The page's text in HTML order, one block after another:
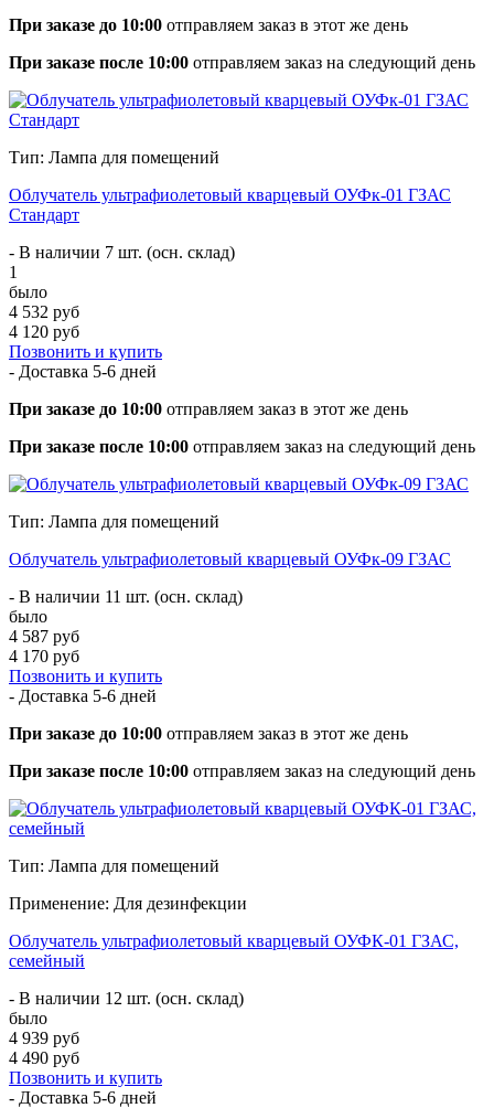
При заказе до 10:00 отправляем заказ в этот же день
При заказе после 10:00 отправляем заказ на следующий день
Тип: Лампа для помещений
Облучатель ультрафиолетовый кварцевый ОУФк-01 ГЗАС
Стандарт
- В наличии 7 шт. (осн. склад)
1
было
4 532 руб
4 120 руб
Позвонить и купить
- Доставка 5-6 дней
При заказе до 10:00 отправляем заказ в этот же день
При заказе после 10:00 отправляем заказ на следующий день
Тип: Лампа для помещений
Облучатель ультрафиолетовый кварцевый ОУФк-09 ГЗАС
- В наличии 11 шт. (осн. склад)
было
4 587 руб
4 170 руб
Позвонить и купить
- Доставка 5-6 дней
При заказе до 10:00 отправляем заказ в этот же день
При заказе после 10:00 отправляем заказ на следующий день
Тип: Лампа для помещений
Применение: Для дезинфекции
Облучатель ультрафиолетовый кварцевый ОУФК-01 ГЗАС,
семейный
- В наличии 12 шт. (осн. склад)
было
4 939 руб
4 490 руб
Позвонить и купить
- Доставка 5-6 дней